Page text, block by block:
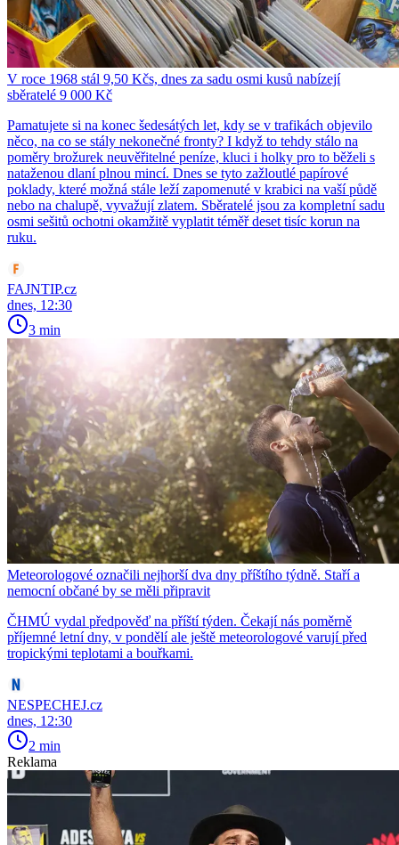
V roce 1968 stál 9,50 Kčs, dnes za sadu osmi kusů nabízejí
sběratelé 9 000 Kč
Pamatujete si na konec šedesátých let, kdy se v trafikách objevilo
něco, na co se stály nekonečné fronty? I když to tehdy stálo na
poměry brožurek neuvěřitelné peníze, kluci i holky pro to běželi s
nataženou dlaní plnou mincí. Dnes se tyto zažloutlé papírové
poklady, které možná stále leží zapomenuté v krabici na vaší půdě
nebo na chalupě, vyvažují zlatem. Sběratelé jsou za kompletní sadu
osmi sešitů ochotni okamžitě vyplatit téměř deset tisíc korun na
ruku.
FAJNTIP.cz
dnes, 12:30
3 min
Meteorologové označili nejhorší dva dny příštího týdně. Staří a
nemocní občané by se měli připravit
ČHMÚ vydal předpověď na příští týden. Čekají nás poměrně
příjemné letní dny, v pondělí ale ještě meteorologové varují před
tropickými teplotami a bouřkami.
NESPECHEJ.cz
dnes, 12:30
2 min
Reklama